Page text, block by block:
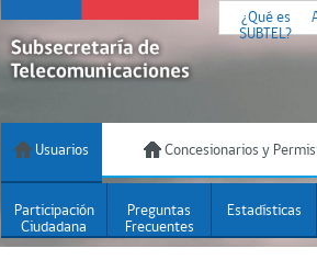
¿Qué es
SUBTEL?
Usuarios Concesionarios y
Participación
Ciudadana
Preguntas
Frecuentes
Estadísticas